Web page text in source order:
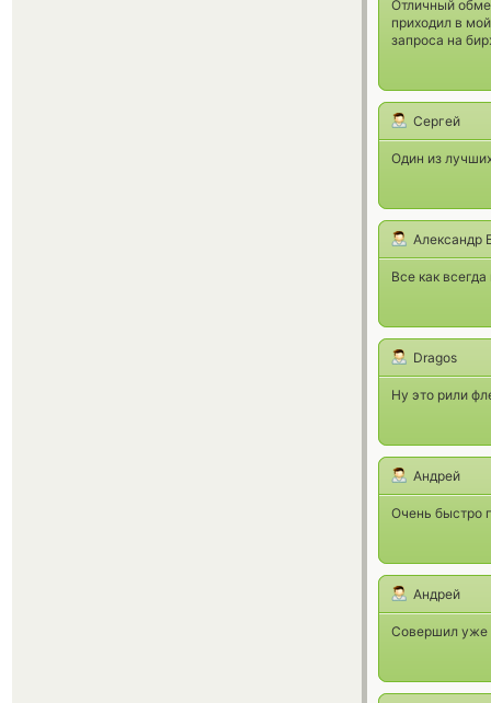
Отличный
приходил в
запроса на
Сергей
Один из
Александр
Все как
Dragos
Ну это рили
Андрей
Очень быстро
Андрей
Совершил уже